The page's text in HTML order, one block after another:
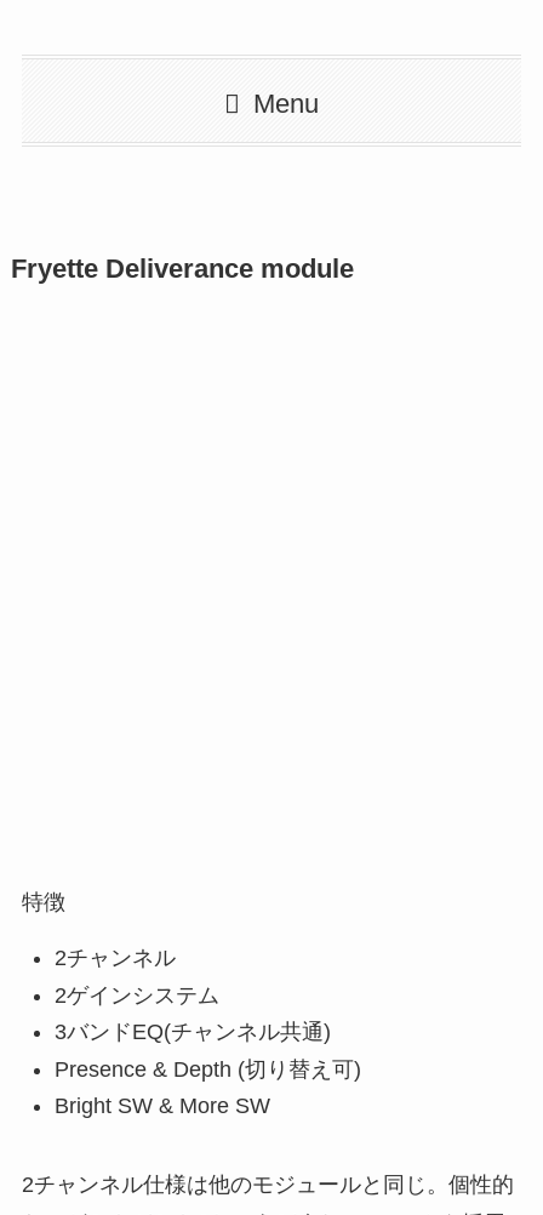
Menu
Fryette Deliverance module
特徴
2チャンネル
2ゲインシステム
3バンドEQ(チャンネル共通)
Presence & Depth (切り替え可)
Bright SW & More SW
2チャンネル仕様は他のモジュールと同じ。個性的